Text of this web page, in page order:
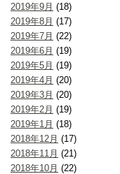
2019年9月 (18)
2019年8月 (17)
2019年7月 (22)
2019年6月 (19)
2019年5月 (19)
2019年4月 (20)
2019年3月 (20)
2019年2月 (19)
2019年1月 (18)
2018年12月 (17)
2018年11月 (21)
2018年10月 (22)